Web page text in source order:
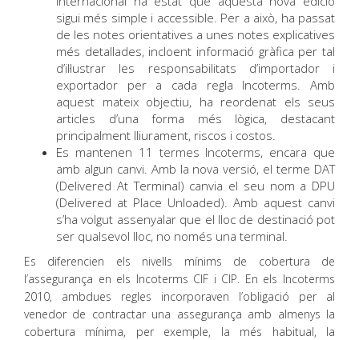
sigui més simple i accessible. Per a això, ha passat
de les notes orientatives a unes notes explicatives
més detallades, incloent informació gràfica per tal
d’il·lustrar les responsabilitats d’importador i
exportador per a cada regla Incoterms. Amb
aquest mateix objectiu, ha reordenat els seus
articles d’una forma més lògica, destacant
principalment lliurament, riscos i costos.
Es mantenen 11 termes Incoterms, encara que
amb algun canvi. Amb la nova versió, el terme DAT
(Delivered At Terminal) canvia el seu nom a DPU
(Delivered at Place Unloaded). Amb aquest canvi
s’ha volgut assenyalar que el lloc de destinació pot
ser qualsevol lloc, no només una terminal.
Es diferencien els nivells mínims de cobertura de
l’assegurança en els Incoterms CIF i CIP. En els Incoterms
2010, ambdues regles incorporaven l’obligació per al
venedor de contractar una assegurança amb almenys la
cobertura mínima, per exemple, la més habitual, la